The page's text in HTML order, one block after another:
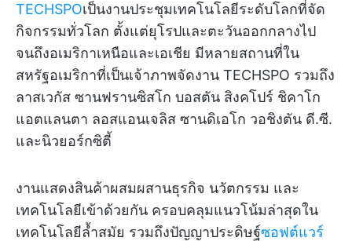
TECHSPOเป็นงานประชุมเทคโนโลยีระดับโลกที่จัด
กิจกรรมทั่วโลก ตั้งแต่ยุโรปและตะวันออกกลางไป
จนถึงอเมริกาเหนือและเอเชีย มีหลายสถานที่ใน
สหรัฐอเมริกาที่เป็นเจ้าภาพจัดงาน TECHSPO รวมถึง
ลาสเวกัส ซานฟรานซิสโก บอสตัน สิงคโปร์ ชิคาโก
แอตแลนตา ลอสแอนเจลิส ซานดิเอโก วอชิงตัน ดี.ซี.
และนิวยอร์กซิตี้
งานแสดงสินค้าผสมผสานธุรกิจ นวัตกรรม และ
เทคโนโลยีเข้าด้วยกัน ครอบคลุมแนวโน้มล่าสุดใน
เทคโนโลยีล้ำสมัย รวมถึงปัญญาประดิษฐ์ซอฟต์แวร์